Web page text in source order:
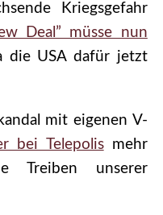
Kriegsgefahr
Deal” müsse nun
die USA dafür jetzt
mit eigenen V-
bei Telepolismehr
Treiben unserer